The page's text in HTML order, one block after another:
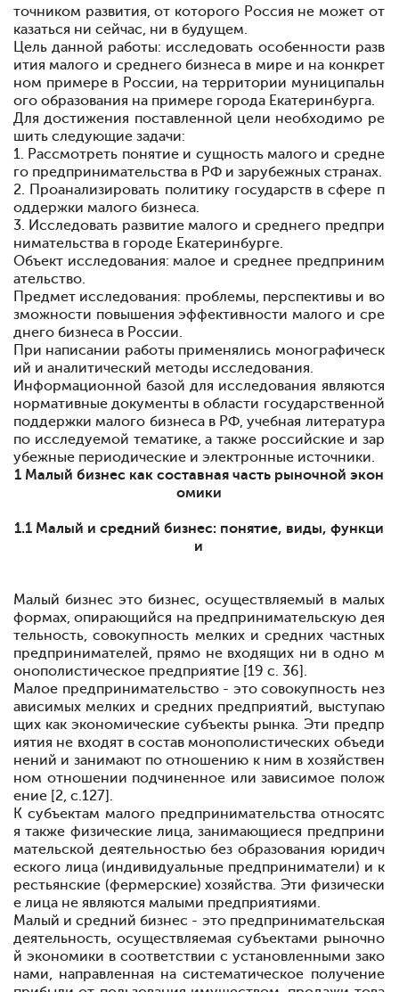
точником развития, от которого Россия не может от
казаться ни сейчас, ни в будущем.
Цель данной работы: исследовать особенности разв
ития малого и среднего бизнеса в мире и на конкрет
ном примере в России, на территории муниципальн
ого образования на примере города Екатеринбурга.
Для достижения поставленной цели необходимо ре
шить следующие задачи:
1. Рассмотреть понятие и сущность малого и средне
го предпринимательства в РФ и зарубежных странах.
2. Проанализировать политику государств в сфере п
оддержки малого бизнеса.
3. Исследовать развитие малого и среднего предпри
нимательства в городе Екатеринбурге.
Объект исследования: малое и среднее предприним
ательство.
Предмет исследования: проблемы, перспективы и во
зможности повышения эффективности малого и сре
днего бизнеса в России.
При написании работы применялись монографическ
ий и аналитический методы исследования.
Информационной базой для исследования являются
нормативные документы в области государственной
поддержки малого бизнеса в РФ, учебная литература
по исследуемой тематике, а также российские и зар
убежные периодические и электронные источники.
1 Малый бизнес как составная часть рыночной экон
омики
1.1 Малый и средний бизнес: понятие, виды, функци
и
Малый бизнес это бизнес, осуществляемый в малых
формах, опирающийся на предпринимательскую дея
тельность, совокупность мелких и средних частных
предпринимателей, прямо не входящих ни в одно м
онополистическое предприятие [19 с. 36].
Малое предпринимательство - это совокупность нез
ависимых мелких и средних предприятий, выступаю
щих как экономические субъекты рынка. Эти предпр
иятия не входят в состав монополистических объеди
нений и занимают по отношению к ним в хозяйствен
ном отношении подчиненное или зависимое полож
ение [2, с.127].
К субъектам малого предпринимательства относятс
я также физические лица, занимающиеся предприни
мательской деятельностью без образования юридич
еского лица (индивидуальные предприниматели) и к
рестьянские (фермерские) хозяйства. Эти физически
е лица не являются малыми предприятиями.
Малый и средний бизнес - это предпринимательская
деятельность, осуществляемая субъектами рыночно
й экономики в соответствии с установленными зако
нами, направленная на систематическое получение